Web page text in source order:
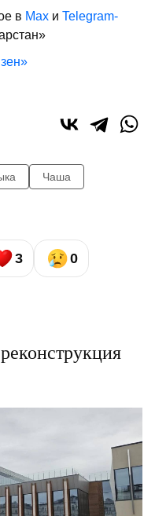
в Max и Telegram-
Чаша
3 0